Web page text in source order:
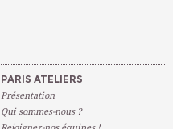
PARIS ATELIERS
Présentation
Qui sommes-nous ?